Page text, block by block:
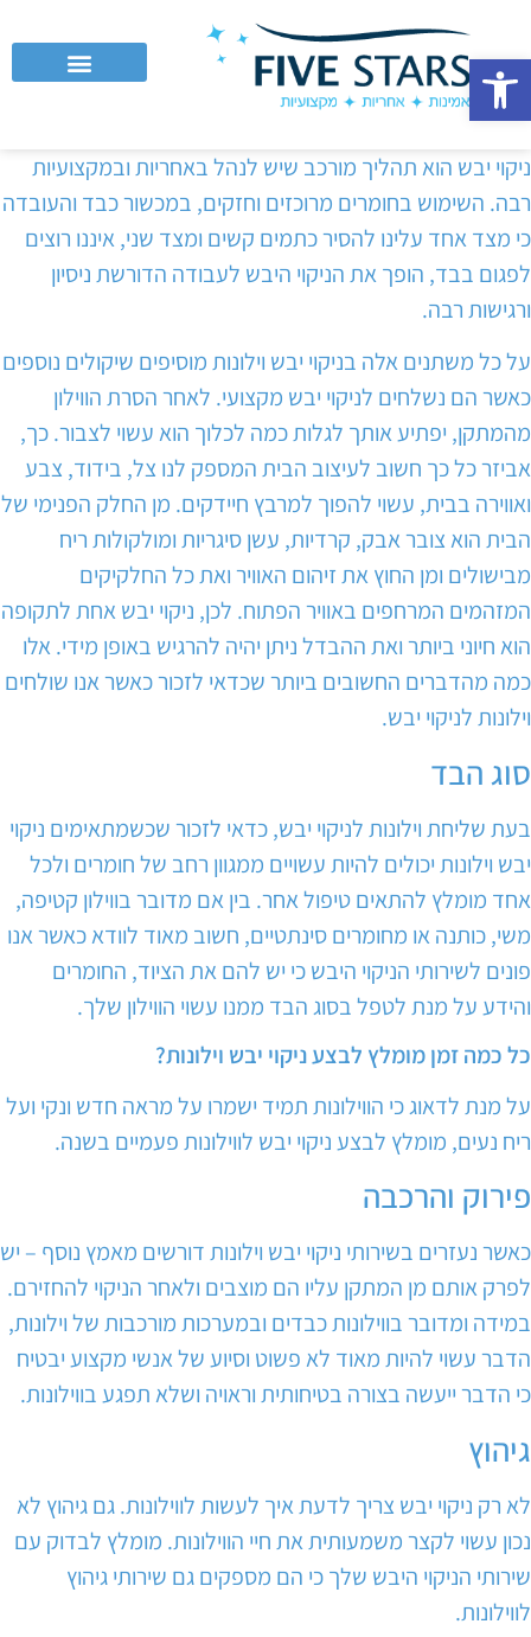
ניקוי יבש הוא תהליך מורכב שיש לנהל באחריות ובמקצועיות
רבה. השימוש בחומרים מרוכזים וחזקים, במכשור כבד והעובדה
כי מצד אחד עלינו להסיר כתמים קשים ומצד שני, איננו רוצים
לפגום בבד, הופך את הניקוי היבש לעבודה הדורשת ניסיון
ורגישות רבה.
על כל משתנים אלה בניקוי יבש וילונות מוסיפים שיקולים נוספים
כאשר הם נשלחים לניקוי יבש מקצועי. לאחר הסרת הווילון
מהמתקן, יפתיע אותך לגלות כמה לכלוך הוא עשוי לצבור. כך,
אביזר כל כך חשוב לעיצוב הבית המספק לנו צל, בידוד, צבע
ואווירה בבית, עשוי להפוך למרבץ חיידקים. מן החלק הפנימי של
הבית הוא צובר אבק, קרדיות, עשן סיגריות ומולקולות ריח
מבישולים ומן החוץ את זיהום האוויר ואת כל החלקיקים
המזהמים המרחפים באוויר הפתוח. לכן, ניקוי יבש אחת לתקופה
הוא חיוני ביותר ואת ההבדל ניתן יהיה להרגיש באופן מידי. אלו
כמה מהדברים החשובים ביותר שכדאי לזכור כאשר אנו שולחים
וילונות לניקוי יבש.
סוג הבד
בעת שליחת וילונות לניקוי יבש, כדאי לזכור שכשמתאימים ניקוי
יבש וילונות יכולים להיות עשויים ממגוון רחב של חומרים ולכל
אחד מומלץ להתאים טיפול אחר. בין אם מדובר בווילון קטיפה,
משי, כותנה או מחומרים סינתטיים, חשוב מאוד לוודא כאשר אנו
פונים לשירותי הניקוי היבש כי יש להם את הציוד, החומרים
והידע על מנת לטפל בסוג הבד ממנו עשוי הווילון שלך.
כל כמה זמן מומלץ לבצע ניקוי יבש וילונות?
על מנת לדאוג כי הווילונות תמיד ישמרו על מראה חדש ונקי ועל
ריח נעים, מומלץ לבצע ניקוי יבש לווילונות פעמיים בשנה.
פירוק והרכבה
כאשר נעזרים בשירותי ניקוי יבש וילונות דורשים מאמץ נוסף – יש
לפרק אותם מן המתקן עליו הם מוצבים ולאחר הניקוי להחזירם.
במידה ומדובר בווילונות כבדים ובמערכות מורכבות של וילונות,
הדבר עשוי להיות מאוד לא פשוט וסיוע של אנשי מקצוע יבטיח
כי הדבר ייעשה בצורה בטיחותית וראויה ושלא תפגע בווילונות.
גיהוץ
לא רק ניקוי יבש צריך לדעת איך לעשות לווילונות. גם גיהוץ לא
נכון עשוי לקצר משמעותית את חיי הווילונות. מומלץ לבדוק עם
שירותי הניקוי היבש שלך כי הם מספקים גם שירותי גיהוץ
לווילונות.
פתח סרגל נגישות